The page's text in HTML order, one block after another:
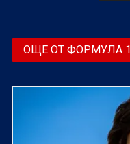
ОЩЕ ОТ ФОРМУЛА 1